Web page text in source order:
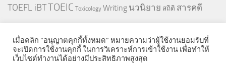
TOEFL iBTTOEIC Toxicology Writing นวนิยาย สถิติ สารคดี
เมื่อคลิก “อนุญาตคุกกี้ทั้งหมด” หมายความว่าผู้ใช้งานยอมรับที่
จะเปิดการใช้งานคุกกี้ ในการวิเคราะห์การเข้าใช้งาน เพื่อทำให้
เว็บไซต์ทำงานได้อย่างมีประสิทธิภาพสูงสุด